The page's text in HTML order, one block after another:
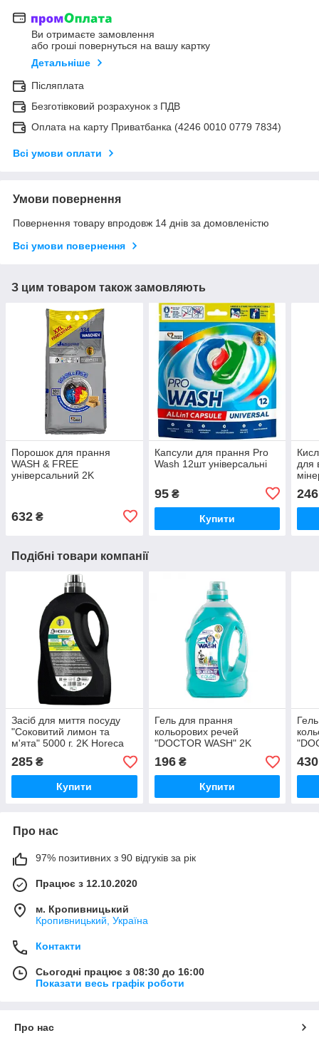
Ви отримаєте замовлення
або гроші повернуться на вашу картку
Детальніше
Післяплата
Безготівковий розрахунок з ПДВ
Оплата на карту Приватбанка (4246 0010 0779 7834)
Всі умови оплати
Умови повернення
Повернення товару впродовж 14 днів за домовленістю
Всі умови повернення
З цим товаром також замовляють
Порошок для прання
WASH & FREE
універсальний 2K
632 ₴
Капсули для прання Pro
Wash 12шт універсальні
95₴
Купити
для
1 л
246
Подібні товари компанії
Засіб для миття посуду
"Соковитий лимон та
м'ята" 5000 г. 2K Horeca
285 ₴
Купити
Гель для прання
кольорових речей
"DOCTOR WASH" 2K
HORECA 2100г
196₴
Купити
430
Про нас
97% позитивних з 90 відгуків за рік
Працює з 12.10.2020
м. Кропивницький
Кропивницький, Україна
Контакти
Сьогодні працює з 08:30 до 16:00
Показати весь графік роботи
Про нас